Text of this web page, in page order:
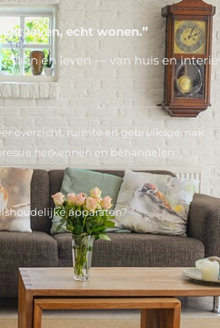
leven, echt wonen.”
en leven — van huis en
overzicht, ruimte en gebruiksgemak
herkennen en behandelen
apparaten?